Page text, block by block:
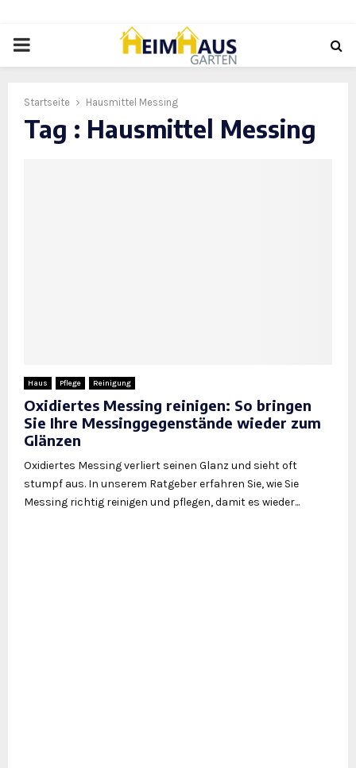
PRIMARY
Startseite Hausmittel Messing
Tag : Hausmittel Messing
Haus Pflege Reinigung
Oxidiertes Messing reinigen: So bringen
Sie Ihre Messinggegenstände wieder zum
Glänzen
Oxidiertes Messing verliert seinen Glanz und sieht oft
stumpf aus. In unserem Ratgeber erfahren Sie, wie Sie
Messing richtig reinigen und pflegen, damit es wieder...